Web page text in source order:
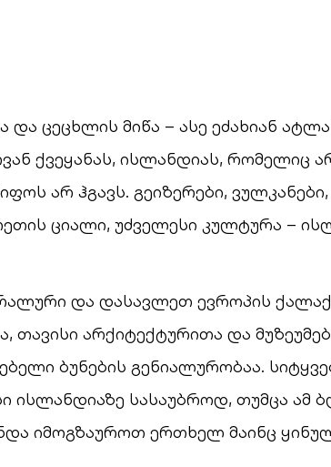
და ცეცხლის მიწა – ასე ეძახიან
ქვეყანას, ისლანდიას, რომელიც
არ ჰგავს. გეიზერები,
ციალი, უძველესი კულტურა –
და დასავლეთ ევროპის
თავისი არქიტექტურითა და
ბუნების გენიალურობაა.
ისლანდიაზე სასაუბროდ, თუმცა ამ
იმოგზაუროთ ერთხელ მაინც